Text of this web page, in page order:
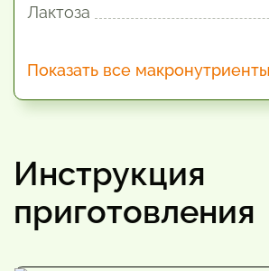
Лактоза
Показать все макронутриенты
Инструкция
приготовления